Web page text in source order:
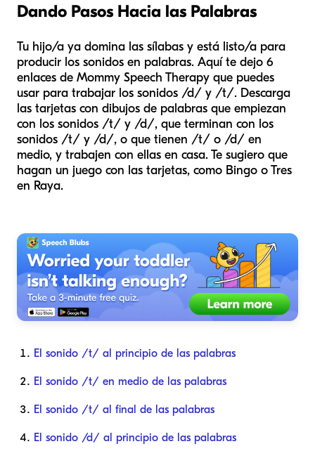
Dando Pasos Hacia las Palabras
Tu hijo/a ya domina las sílabas y está listo/a para
producir los sonidos en palabras. Aquí te dejo 6
enlaces de Mommy Speech Therapy que puedes
usar para trabajar los sonidos /d/ y /t/. Descarga
las tarjetas con dibujos de palabras que empiezan
con los sonidos /t/ y /d/, que terminan con los
sonidos /t/ y /d/, o que tienen /t/ o /d/ en
medio, y trabajen con ellas en casa. Te sugiero que
hagan un juego con las tarjetas, como Bingo o Tres
en Raya.
El sonido /t/ al principio de las palabras
El sonido /t/ en medio de las palabras
El sonido /t/ al final de las palabras
El sonido /d/ al principio de las palabras